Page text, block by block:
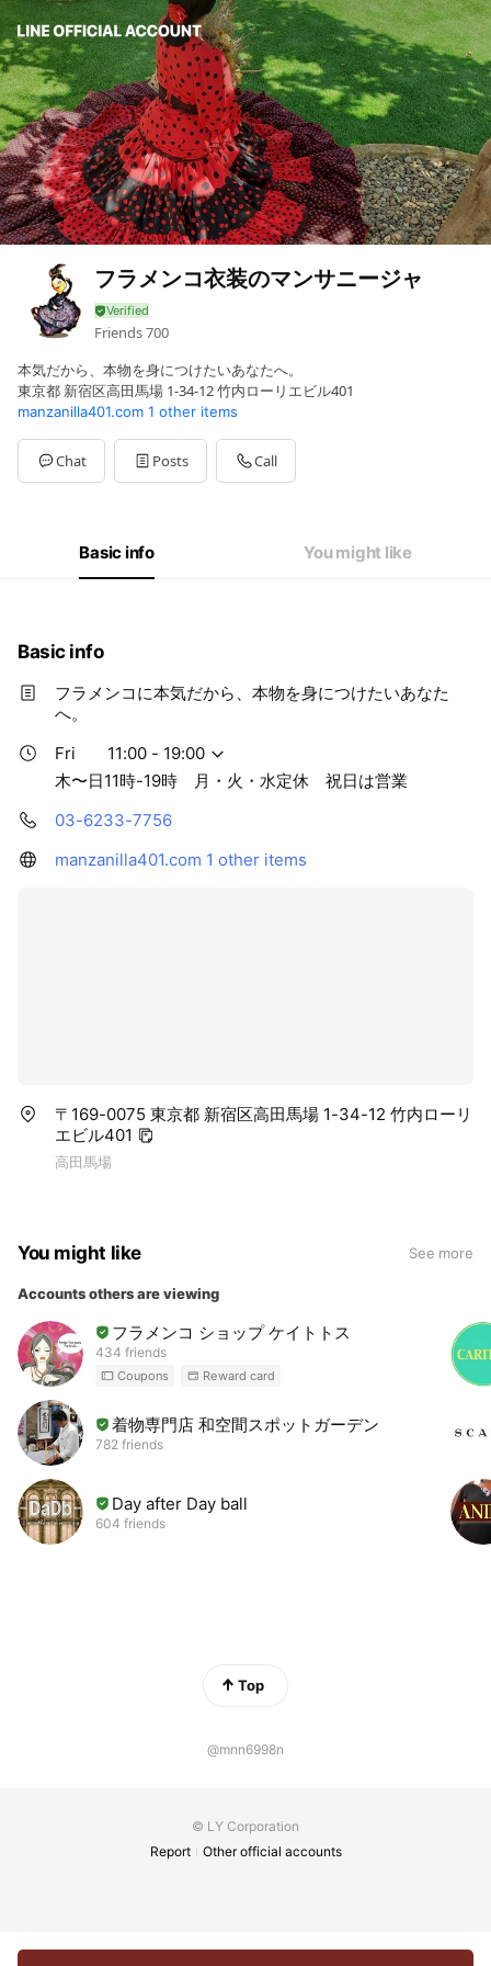
フラメンコ衣装のマンサニージャ
Friends700
本気だから、本物を身につけたいあなたへ。
東京都 新宿区高田馬場 1-34-12 竹内ローリエビル401
manzanilla401.com 1 other items
Chat Posts Call
Basic info You might like
Basic info
フラメンコに本気だから、本物を身につけたいあなた
へ。
Fri
11:00 - 19:00
木〜日11時-19時 月・火・水定休 祝日は営業
03-6233-7756
manzanilla401.com 1 other items
〒169-0075 東京都 新宿区高田馬場 1-34-12 竹内ローリ
エビル401
高田馬場
You might like See more
Accounts others are viewing
フラメンコ ショップ ケイトトス
434 friends
Coupons Reward card
着物専門店 和空間スポットガーデン
782 friends
Day after Day ball
604 friends
Top
@mnn6998n
© LY Corporation
Report
Other official accounts